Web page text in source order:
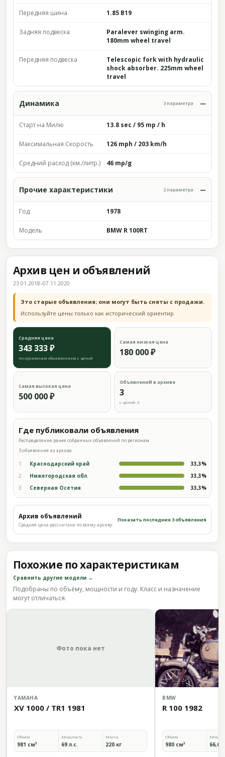
Передняя шина 1.85 B19
Задняя подвеска
Paralever swinging arm.
180mm wheel travel
Передняя подвеска
Telescopic fork with hydraulic
shock absorber. 225mm wheel
travel
Динамика 3 параметра
Старт на Милю 13.8 sec / 95 mp / h
Максимальная Скорость 126 mph / 203 km/h
Средний расход (км./литр.) 46 mp/g
Прочие характеристики 2 параметра
Год 1978
Модель BMW R 100RT
Архив цен и объявлений
23.01.2018–07.11.2020
Это старые объявления; они могут быть сняты с продажи.
Используйте цены только как исторический ориентир.
Средняя цена
343 333 ₽
по архивным объявлениям с ценой
Самая низкая цена
180 000 ₽
Самая высокая цена
500 000 ₽
Объявлений в архиве
3
с ценой: 3
Где публиковали объявления
Распределение ранее собранных объявлений по регионам.
3 объявления из архива
1 Краснодарский край 33,3%
2 Нижегородская обл. 33,3%
3 Северная Осетия 33,3%
Архив объявлений
Средняя цена рассчитана по всему архиву
Показать последние 3 объявления
Похожие по характеристикам
Сравнить другие модели →
Подобраны по объёму, мощности и году. Класс и назначение
могут отличаться.
Фото пока нет
YAMAHA
XV 1000 / TR1 1981
Объём
981 см³
Мощность
69 л.с.
Масса
220 кг
BMW
R 100 1982
Объём
980 см³ 66,6